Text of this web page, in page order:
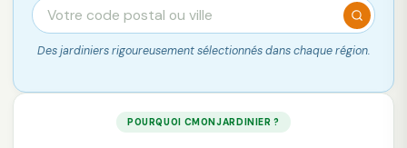
Des jardiniers rigoureusement sélectionnés dans chaque région.
POURQUOI CMONJARDINIER ?